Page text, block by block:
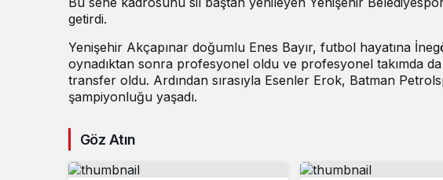
getirdi.
Yenişehir Akçapınar doğumlu Enes Bayır, futbol hayatına
oynadıktan sonra profesyonel oldu ve profesyonel takımda
transfer oldu. Ardından sırasıyla Esenler Erok, Batman
şampiyonluğu yaşadı.
Göz Atın